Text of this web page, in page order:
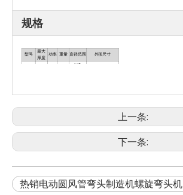
规格
型号
最大
厚度
功率 重量 直径范围 外形尺寸
125-
上一条:
下一条:
热销电动圆风管弯头制造机螺旋弯头机